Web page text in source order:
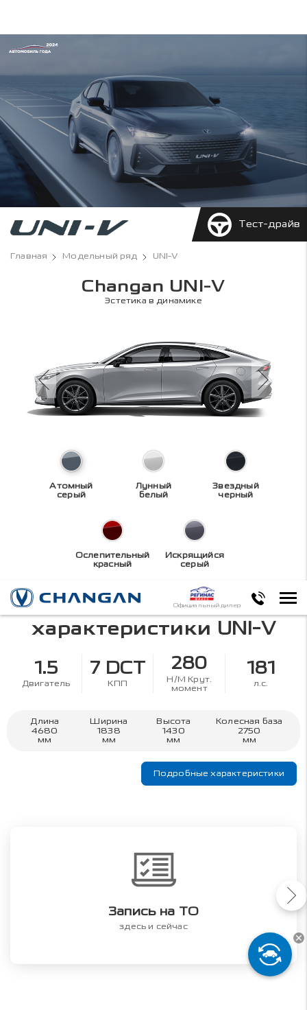
Официальный дилер
Тест-драйв
Главная Модельный ряд UNI-V
Changan UNI-V
Эстетика в динамике
Атомный
серый
Лунный
белый
Звездный
черный
Ослепительный
красный
Искрящийся
серый
Технические
характеристики UNI-V
1.5
Двигатель
7 DCT
КПП
280
Н/М Крут.
момент
181
л.с.
Длина
4680
мм
Ширина
1838
мм
Высота
1430
мм
Колесная база
2750
мм
Подробные характеристики
Запись на ТО
здесь и сейчас